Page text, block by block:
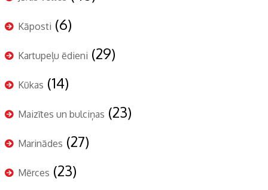
Kāposti (6)
Kartupeļu ēdieni (29)
Kūkas (14)
Maizītes un bulciņas (23)
Marinādes (27)
Mērces (23)